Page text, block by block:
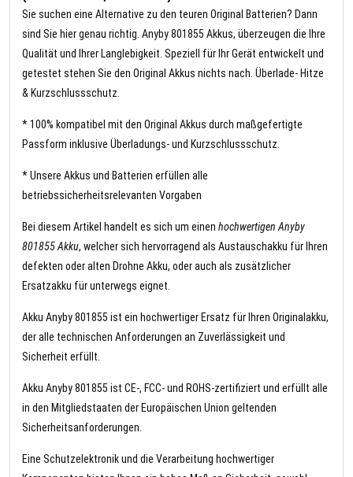
Sie suchen eine Alternative zu den teuren Original Batterien? Dann
sind Sie hier genau richtig. Anyby 801855 Akkus, überzeugen die Ihre
Qualität und Ihrer Langlebigkeit. Speziell für Ihr Gerät entwickelt und
getestet stehen Sie den Original Akkus nichts nach. Überlade- Hitze
& Kurzschlussschutz.
* 100% kompatibel mit den Original Akkus durch maßgefertigte
Passform inklusive Überladungs- und Kurzschlussschutz.
* Unsere Akkus und Batterien erfüllen alle
betriebssicherheitsrelevanten Vorgaben
Bei diesem Artikel handelt es sich um einen hochwertigen Anyby
801855 Akku, welcher sich hervorragend als Austauschakku für Ihren
defekten oder alten Drohne Akku, oder auch als zusätzlicher
Ersatzakku für unterwegs eignet.
Akku Anyby 801855 ist ein hochwertiger Ersatz für Ihren Originalakku,
der alle technischen Anforderungen an Zuverlässigkeit und
Sicherheit erfüllt.
Akku Anyby 801855 ist CE-, FCC- und ROHS-zertifiziert und erfüllt alle
in den Mitgliedstaaten der Europäischen Union geltenden
Sicherheitsanforderungen.
Eine Schutzelektronik und die Verarbeitung hochwertiger